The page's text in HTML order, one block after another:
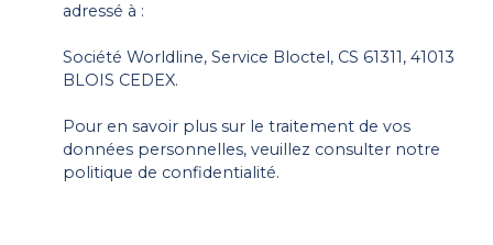
adressé à :
Société Worldline, Service Bloctel, CS 61311, 41013
BLOIS CEDEX.
Pour en savoir plus sur le traitement de vos
données personnelles, veuillez consulter notre
politique de confidentialité.